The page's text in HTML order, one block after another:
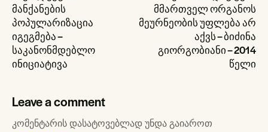
მანქანების
პოპულარიზაცია
იგეგმება –
საკანონმდებლო
ინიციატივა
მმართველ ორგანოს
მეურნეობის უფლება არ
აქვს – ბიძინა
გიორგობიანი – 2014
წელი
Leave a comment
კომენტარის დასატოვებლად უნდა გაიაროთ